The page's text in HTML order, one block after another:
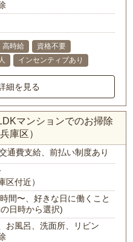
高時給
資格不要
インセンティブあり
細を見る
マンションでのお掃除
庫区）
交通費支給、前払い制度あり
区付近）
間〜、好きな日に働くこと
日時から選択)
お風呂、洗面所、リビン